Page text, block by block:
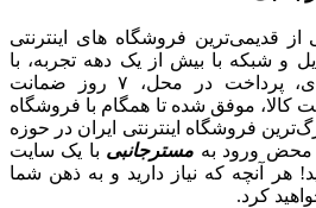
از قدیمی‌ترین فروشگاه های اینترنتی
و شبکه با بیش از یک دهه تجربه، با
پایبندی به سه اصل کلیدی، پرداخت در محل، ۷ روز ضمانت
کالا، موفق شده تا همگام با فروشگاه‌
فروشگاه اینترنتی ایران در حوزه
محض ورود به مسترجانبی با یک سایت
هر آنچه که نیاز دارید و به ذهن شما
کرد.